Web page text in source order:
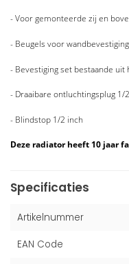
- Voor gemonteerde zij en
- Beugels voor wandbevestiging
- Bevestiging set bestaande
- Draaibare ontluchtingsplug 1/
- Blindstop 1/2 inch
Deze radiator heeft 10 jaar
Specificaties
Artikelnummer
EAN Code